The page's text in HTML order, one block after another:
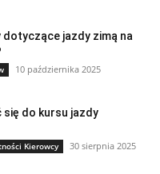
dotyczące jazdy zimą na
10 października 2025
do kursu jazdy
Kierowcy 30 sierpnia 2025